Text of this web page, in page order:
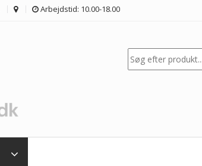
Arbejdstid: 10.00-18.00
Søg